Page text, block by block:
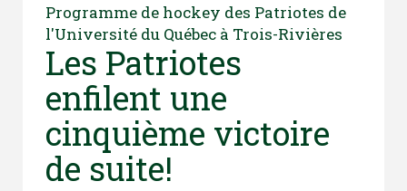
Programme de hockey des Patriotes de
l'Université du Québec à Trois-Rivières
Les Patriotes
enfilent une
cinquième victoire
de suite!